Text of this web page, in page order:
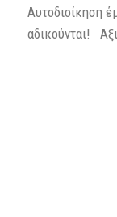
Αυτοδιοίκηση
αδικούνται!